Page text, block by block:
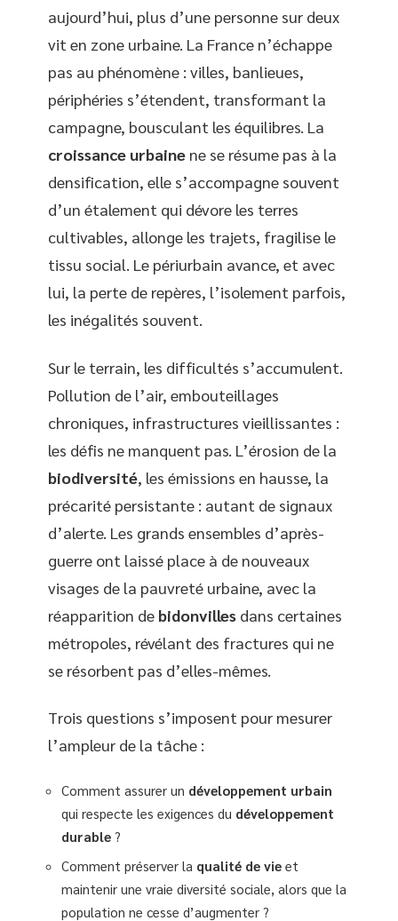
aujourd’hui, plus d’une personne sur deux
vit en zone urbaine. La France n’échappe
pas au phénomène : villes, banlieues,
périphéries s’étendent, transformant la
campagne, bousculant les équilibres. La
croissance urbaine ne se résume pas à la
densification, elle s’accompagne souvent
d’un étalement qui dévore les terres
cultivables, allonge les trajets, fragilise le
tissu social. Le périurbain avance, et avec
lui, la perte de repères, l’isolement parfois,
les inégalités souvent.
Sur le terrain, les difficultés s’accumulent.
Pollution de l’air, embouteillages
chroniques, infrastructures vieillissantes :
les défis ne manquent pas. L’érosion de la
biodiversité, les émissions en hausse, la
précarité persistante : autant de signaux
d’alerte. Les grands ensembles d’après-
guerre ont laissé place à de nouveaux
visages de la pauvreté urbaine, avec la
réapparition de bidonvilles dans certaines
métropoles, révélant des fractures qui ne
se résorbent pas d’elles-mêmes.
Trois questions s’imposent pour mesurer
l’ampleur de la tâche :
Comment assurer un développement urbain
qui respecte les exigences du développement
durable ?
Comment préserver la qualité de vie et
maintenir une vraie diversité sociale, alors que la
population ne cesse d’augmenter ?